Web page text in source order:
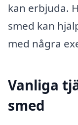
kan erbjuda.
smed kan
med några
Vanliga
smed